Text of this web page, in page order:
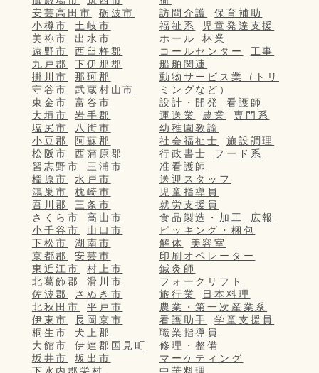
安芸高田市
砺波市
小樽市
土岐市
美祢市
出水市
遠野市
西臼杵郡
九戸郡
下伊那郡
掛川市
那珂郡
守谷市
武蔵村山市
東金市
富谷市
大垣市
岩手郡
塩尻市
八街市
小豆郡
阿蘇郡
松阪市
西蒲原郡
習志野市
三浦市
橿原市
水戸市
鴻巣市
枕崎市
吾川郡
三条市
さくら市
高山市
小千谷市
山口市
下松市
湖南市
京都郡
安芸市
東近江市
村上市
北葛飾郡
滑川市
佐波郡
さぬき市
北秋田市
平戸市
伊東市
長岡京市
桐生市
犬上郡
大館市
伊達郡国見町
坂井市
坂出市
下水内郡栄村
訪問介護
保育補助
福祉系
児童発達支援
ホール
林業
コールセンター
工事
船舶関連
動物サービス業（トリ
ミングなど）
設計・開発
看護師
運送業
農業
専門系
幼稚園教諭
社会福祉士
施設調理
行政書士
フード系
准看護師
送迎スタッフ
児童指導員
就労支援員
食品製造・加工
広報
ピッキング・梱包
解体
美容室
印刷オペレーター
鍼灸師
フォークリフト
旅行業
日本料理
農業・第一次産業系
看護助手
学童支援員
職業指導員
修理・整備
マーケティング
中華料理